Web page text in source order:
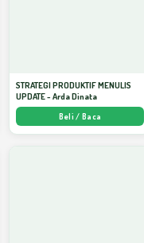
STRATEGI PRODUKTIF MENULIS
UPDATE - Arda Dinata
Beli / Baca